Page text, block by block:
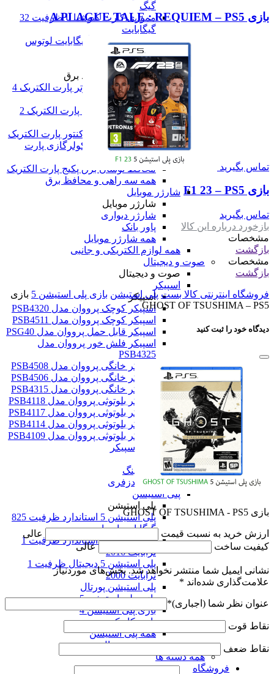
گیگ
مموری کارت کیوشیا با ظرفیت 32
گیگابایت
کارت حافظه 16 گیگابایت لوتوس
همه رم گوشی
سه راهی و محافظ برق
سه راهی و محافظ برق
محافظ برق کامپیوتر پارت الکتریک 4
خانه 1/8 متری
محافظ برق یخچال پارت الکتریک 2
خانه 1/8 متری
محافظ برق پشت کنتور پارت الکتریک
محافظ ولتاژ برق کولرگازی پارت
الکتریک
محافظ نوسان برق پکیج پارت الکتریک
همه سه راهی و محافظ برق
شارژر موبایل
شارژر موبایل
شارژر دیواری
پاور بانک
همه شارژر موبایل
همه لوازم الکتریکی و جانبی
صوت و دیجیتال
صوت و دیجیتال
اسپیکر
اسپیکر
اسپیکر کوچک پرووان مدل PSB4320
اسپیکر کوچک پرووان مدل PSB4511
اسپیکر قابل حمل پرووان مدل PSG40
اسپیکر فلش خور پرووان مدل
PSB4325
اسپیکر خانگی پرووان مدل PSB4508
اسپیکر خانگی پرووان مدل PSB4506
اسپیکر خانگی پرووان مدل PSB4315
اسپیکر بلوتوثی پرووان مدل PSB4118
اسپیکر بلوتوثی پرووان مدل PSB4117
اسپیکر بلوتوثی پرووان مدل PSB4114
اسپیکر بلوتوثی پرووان مدل PSB4109
همه اسپیکر
هدست
هدست گیمینگ
هدفون و هندزفری
پلی استیشن
پلی استیشن
پلی استیشن 5 استاندارد ظرفیت 825
گیگابایت اروپا
پلی استیشن 5 استاندارد ظرفیت 1
ترابایت 2016
پلی استیشن 5 دیجیتال ظرفیت 1
ترابایت 2000
پلی استیشن پورتال
بازی پلی استیشن 5
بازی پلی استیشن 4
بازی کار کرده
همه پلی استیشن
همه صوت و دیجیتال
همه دسته ها
فروشگاه
بازی A PLAGUE TALE : REQUIEM – PS5
تماس بگیرید
بازی F1 23 – PS5
تماس بگیرید
بازخورد درباره این کالا
مشخصات
بازگشت
مشخصات
بازگشت
فروشگاه اینترنتی کالا بست پلی استیشن بازی پلی استیشن 5
بازی
GHOST OF TSUSHIMA – PS5
دیدگاه خود را ثبت کنید
بازی GHOST OF TSUSHIMA - PS5
ارزش خرید به نسبت قیمت
عالی
کیفیت ساخت
عالی
نشانی ایمیل شما منتشر نخواهد شد. بخش‌های موردنیاز
علامت‌گذاری شده‌اند *
عنوان نظر شما (اجباری)*
نقاط قوت
نقاط ضعف